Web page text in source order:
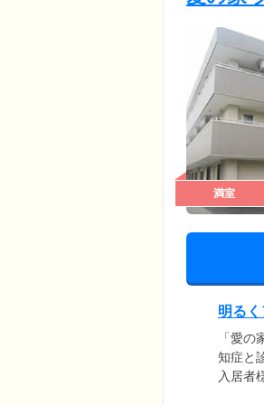
満室
明る
「愛
知症と
入居者